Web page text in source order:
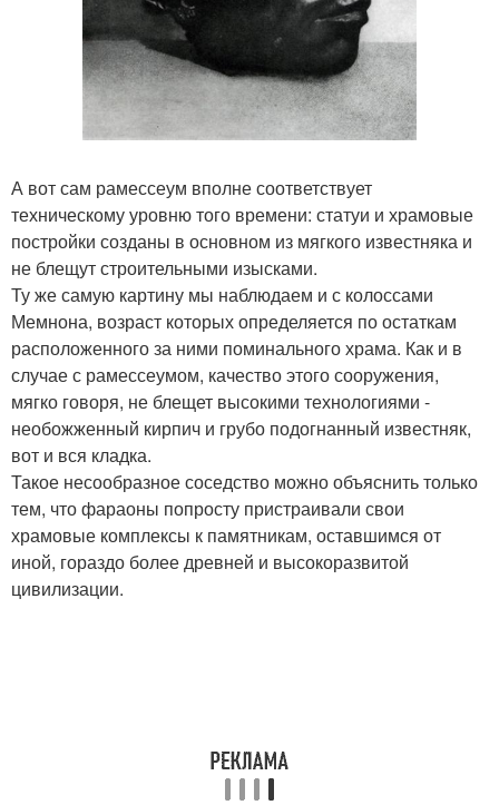
А вот сам рамессеум вполне соответствует
техническому уровню того времени: статуи и храмовые
постройки созданы в основном из мягкого известняка и
не блещут строительными изысками.
Ту же самую картину мы наблюдаем и с колоссами
Мемнона, возраст которых определяется по остаткам
расположенного за ними поминального храма. Как и в
случае с рамессеумом, качество этого сооружения,
мягко говоря, не блещет высокими технологиями -
необожженный кирпич и грубо подогнанный известняк,
вот и вся кладка.
Такое несообразное соседство можно объяснить только
тем, что фараоны попросту пристраивали свои
храмовые комплексы к памятникам, оставшимся от
иной, гораздо более древней и высокоразвитой
цивилизации.